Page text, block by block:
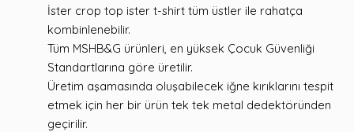
İster crop top ister t-shirt tüm üstler ile rahatça
kombinlenebilir.
Tüm MSHB&G ürünleri, en yüksek Çocuk Güvenliği
Standartlarına göre üretilir.
Üretim aşamasında oluşabilecek iğne kırıklarını tespit
etmek için her bir ürün tek tek metal dedektöründen
geçirilir.